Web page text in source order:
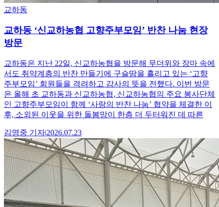
교하동
교하동 ‘신교하농협 고향주부모임’ 반찬 나눔 현장
방문
교하동은 지난 22일, 신교하농협을 방문해 무더위와 장마 속에
서도 취약계층의 반찬 만들기에 구슬땀을 흘리고 있는 ‘고향
주부모임’ 회원들을 격려하고 감사의 뜻을 전했다. 이번 방문
은 올해 초 교하동과 신교하농협, 신교하농협의 주요 봉사단체
인 고향주부모임이 함께 ‘사랑의 반찬 나눔’ 협약을 체결한 이
후, 소외된 이웃을 위한 돌봄망이 한층 더 두터워진 데 따른
김영중 기자|2026.07.23